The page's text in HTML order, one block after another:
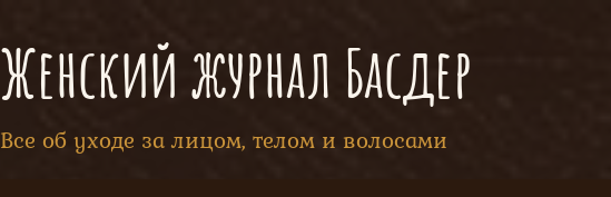
Женский журнал Басдер
Все об уходе за лицом, телом и волосами